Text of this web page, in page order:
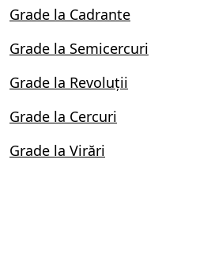
Grade la Cadrante
Grade la Semicercuri
Grade la Revoluții
Grade la Cercuri
Grade la Virări